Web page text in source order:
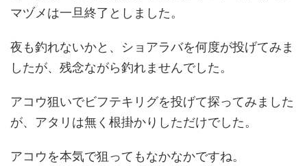
マヅメは一旦終了としました。
夜も釣れないかと、ショアラバを何度が投げてみま
したが、残念ながら釣れませんでした。
アコウ狙いでビフテキリグを投げて探ってみました
が、アタリは無く根掛かりしただけでした。
アコウを本気で狙ってもなかなかですね。